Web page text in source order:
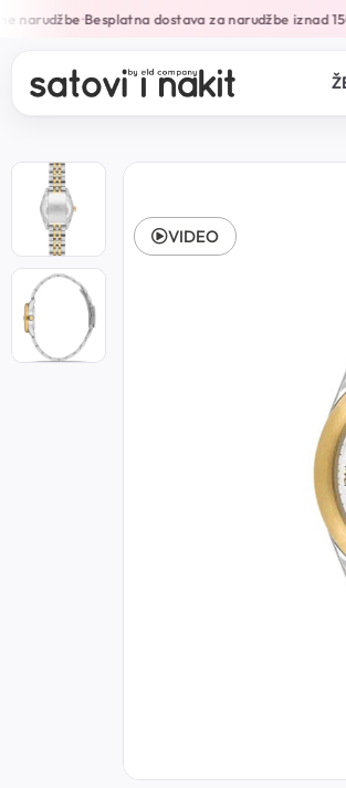
narudžbe•Besplatna dostava za narudžbe iznad
VIDEO